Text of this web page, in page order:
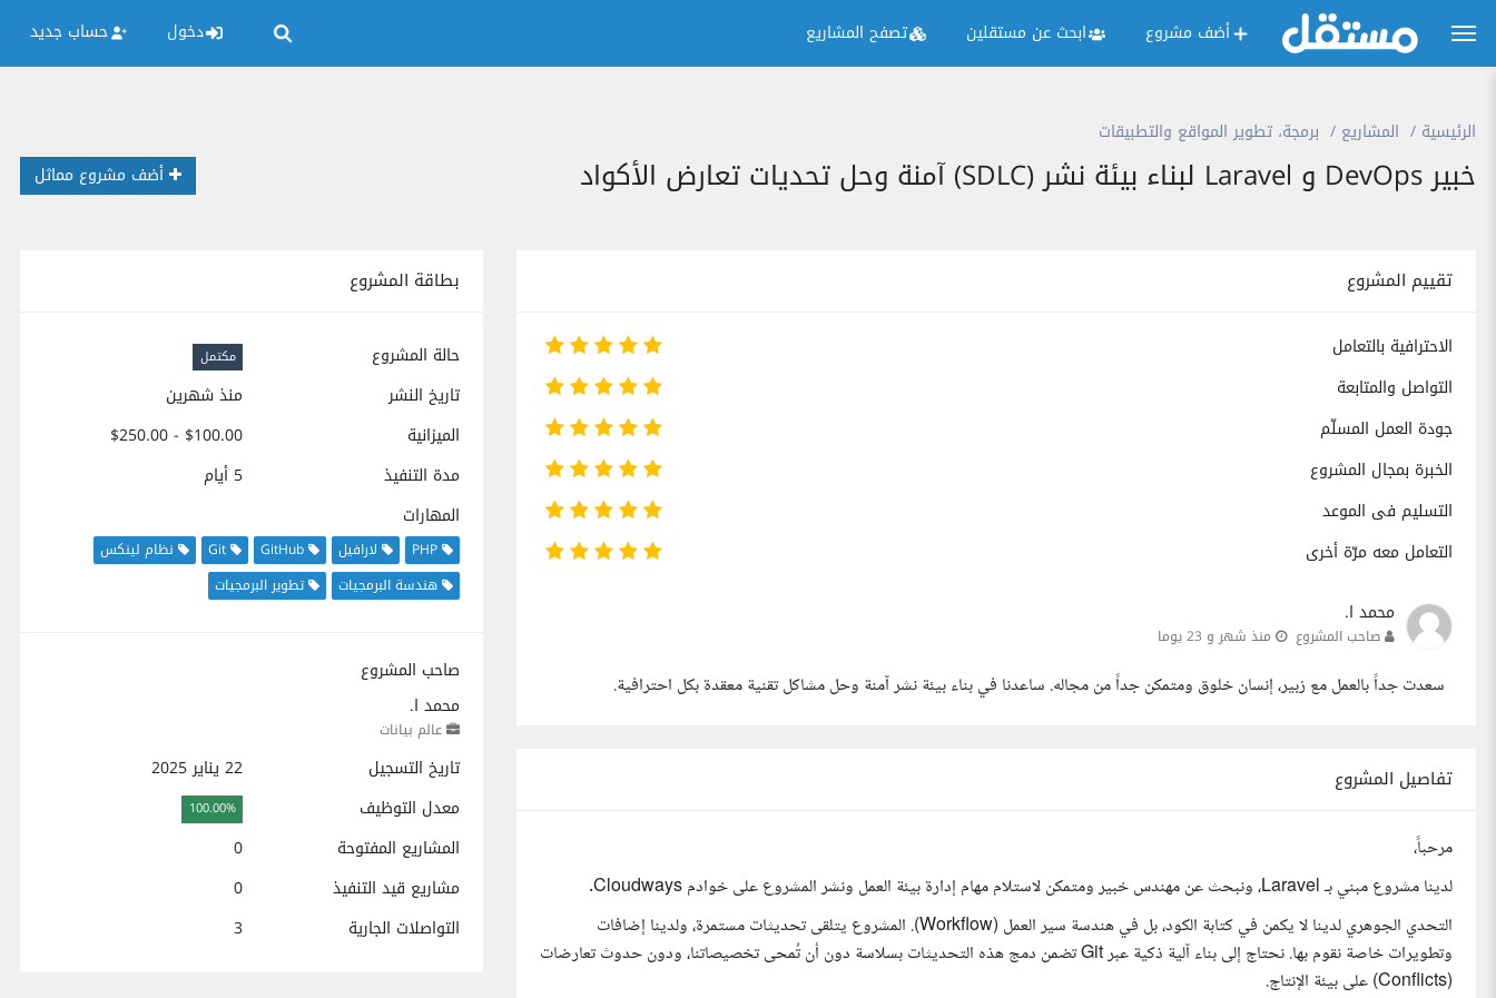
أضف مشروع ابحث عن مستقلين تصفح المشاريع دخول حساب جديد
الرئيسية المشاريع برمجة، تطوير المواقع والتطبيقات
خبير DevOps و Laravel لبناء بيئة نشر (SDLC) آمنة وحل تحديات تعارض الأكواد أضف مشروع مماثل
بطاقة المشروع
حالة المشروع مكتمل
تاريخ النشر
منذ شهرين
الميزانية
$100.00 - $250.00
مدة التنفيذ
5 أيام
المهارات
PHP لارافيل GitHub
Git
نظام لينكس
هندسة البرمجيات
تطوير البرمجيات
صاحب المشروع
محمد ا.
عالم بيانات
تاريخ التسجيل
22 يناير 2025
معدل التوظيف
100.00%
المشاريع المفتوحة
0
مشاريع قيد التنفيذ
0
التواصلات الجارية
3
تقييم المشروع
الاحترافية بالتعامل
التواصل والمتابعة
جودة العمل المسلّم
الخبرة بمجال المشروع
التسليم فى الموعد
التعامل معه مرّة أخرى
محمد ا.
صاحب المشروع منذ شهر و 23 يوما
سعدت جداً بالعمل مع زبير، إنسان خلوق ومتمكن جداً من مجاله. ساعدنا في بناء بيئة نشر آمنة وحل مشاكل تقنية معقدة بكل احترافية.
تفاصيل المشروع
مرحباً،
لدينا مشروع مبني بـ Laravel، ونبحث عن مهندس خبير ومتمكن لاستلام مهام إدارة بيئة العمل ونشر المشروع على خوادم Cloudways.
التحدي الجوهري لدينا لا يكمن في كتابة الكود، بل في هندسة سير العمل (Workflow). المشروع يتلقى تحديثات مستمرة، ولدينا إضافات
وتطويرات خاصة نقوم بها. نحتاج إلى بناء آلية ذكية عبر Git تضمن دمج هذه التحديثات بسلاسة دون أن تُمحى تخصيصاتنا، ودون حدوث تعارضات
(Conflicts) على بيئة الإنتاج.